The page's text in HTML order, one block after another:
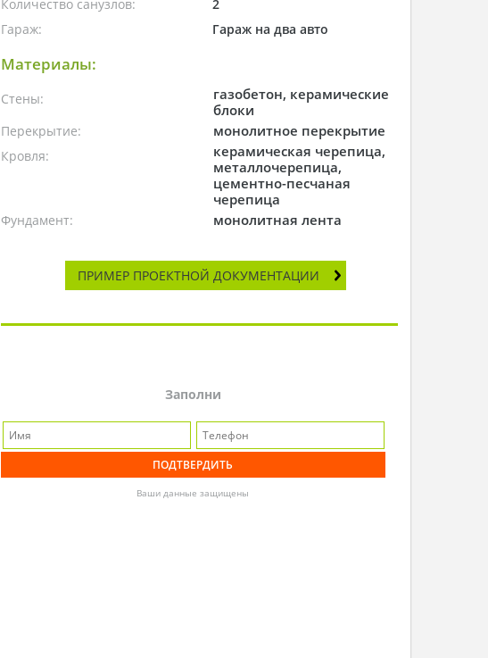
Количество санузлов:
2
Гараж:
Гараж на два авто
Материалы:
Стены:
газобетон, керамические
блоки
Перекрытие: монолитное перекрытие
Кровля:
керамическая черепица,
металлочерепица,
цементно-песчаная
черепица
Фундамент: монолитная лента
ПРИМЕР ПРОЕКТНОЙ ДОКУМЕНТАЦИИ
Заполни
Ваши данные защищены